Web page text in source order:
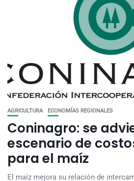
AGRICULTURA ECONOMÍAS REGIONALES
Coninagro: se
escenario de
para el maíz
El maíz mejora su relación de